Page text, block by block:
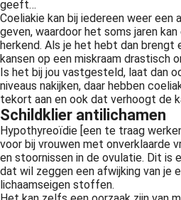
geeft…
Coeliakie kan bij iedereen weer een
geven, waardoor het soms jaren
herkend. Als je het hebt dan brengt
kansen op een miskraam drastisch
Is het bij jou vastgesteld, laat dan
niveaus nakijken, daar hebben
tekort aan en ook dat verhoogt de
Schildklier antilichamen
Hypothyreoïdie [een te traag
voor bij vrouwen met onverklaarde
en stoornissen in de ovulatie. Dit is
dat wil zeggen een afwijking van je
lichaamseigen stoffen.